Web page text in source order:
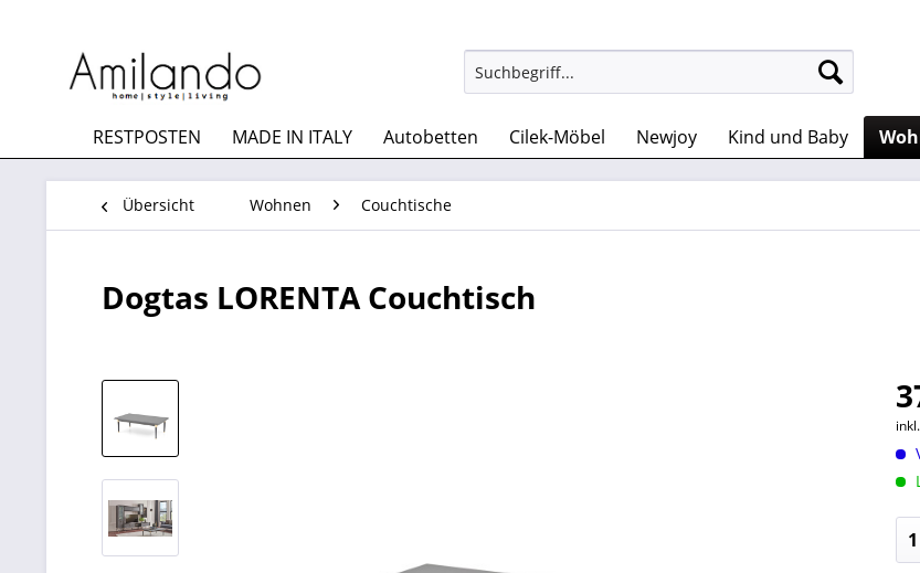
RESTPOSTEN MADE IN ITALY Autobetten Cilek-Möbel Newjoy Kind und Baby
Übersicht Wohnen Couchtische
Dogtas LORENTA Couchtisch